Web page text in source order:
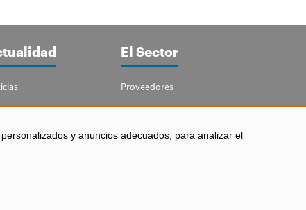
y anuncios adecuados, para analizar el
Acuicultura
El Sector
Proveedores
Guía del Sector
Legislación
derechos reservados